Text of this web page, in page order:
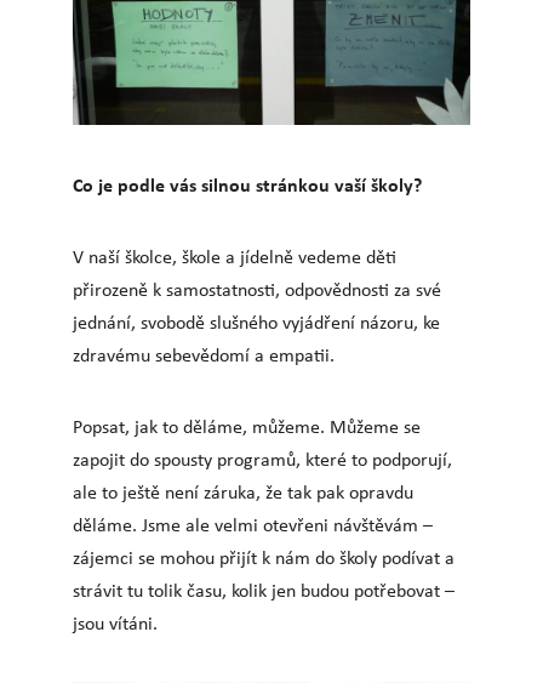
Co je podle vás silnou stránkou vaší školy?
V naší školce, škole a jídelně vedeme děti
přirozeně k samostatnosti, odpovědnosti za své
jednání, svobodě slušného vyjádření názoru, ke
zdravému sebevědomí a empatii.
Popsat, jak to děláme, můžeme. Můžeme se
zapojit do spousty programů, které to podporují,
ale to ještě není záruka, že tak pak opravdu
děláme. Jsme ale velmi otevřeni návštěvám –
zájemci se mohou přijít k nám do školy podívat a
strávit tu tolik času, kolik jen budou potřebovat –
jsou vítáni.